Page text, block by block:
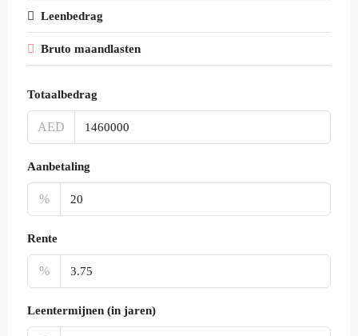
Leenbedrag
Bruto maandlasten
Totaalbedrag
AED
Aanbetaling
%
Rente
%
Leentermijnen (in jaren)